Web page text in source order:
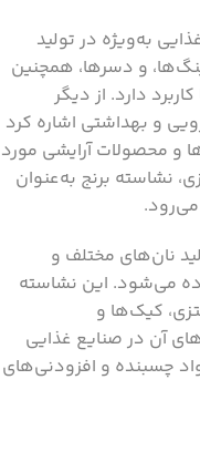
به‌ویژه در تولید
و دسرها، همچنین
دارد. از دیگر
و بهداشتی اشاره کرد
و محصولات آرایشی مورد
نشاسته برنج به‌عنوان
می‌رود.
نان‌های مختلف و
می‌شود. این نشاسته
کیک‌ها و
آن در صنایع غذایی
چسبنده و افزودنی‌های